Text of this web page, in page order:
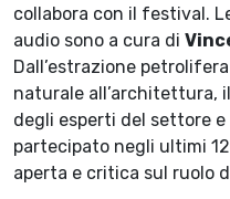
collabora con il festival.
audio sono a cura di
Dall’estrazione
naturale all’architettura,
degli esperti del settore
partecipato negli ultimi
aperta e critica sul ruolo